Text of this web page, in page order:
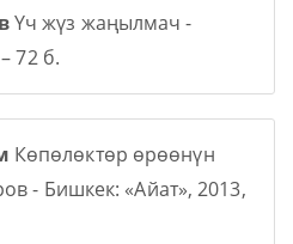
Үч жүз жаңылмач -
72 б.
Көпөлөктөр өрөөнүн
- Бишкек: «Айат», 2013,